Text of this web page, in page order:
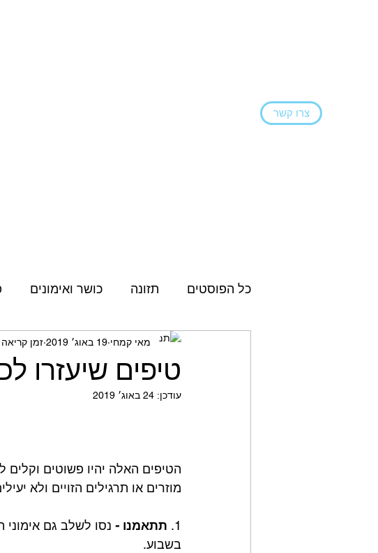
צרו קשר
כל הפוסטים תזונה כושר ואימונים
מאמני כושר חשיבה ביקורתית
טיפים שיעזרו
מאי קמחי 19 באוג׳ 2019 זמן קריאה 2 דקות
עודכן: 24 באוג׳ 2019
הטיפים האלה יהיו פשוטים
מוזרים או תרגילים הזויים ולא
1. תתאמנו - נסו לשלב גם
בשבוע.